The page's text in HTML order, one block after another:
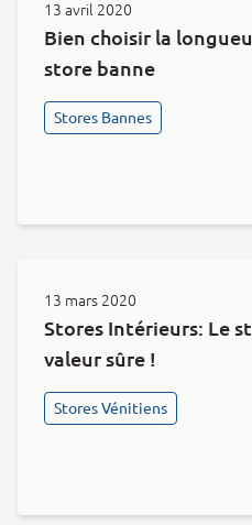
13 avril 2020
Bien choisir la
store banne
Stores Bannes
13 mars 2020
Stores Intérieurs: Le
valeur sûre !
Stores Vénitiens